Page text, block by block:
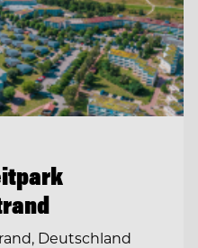
Deutschland